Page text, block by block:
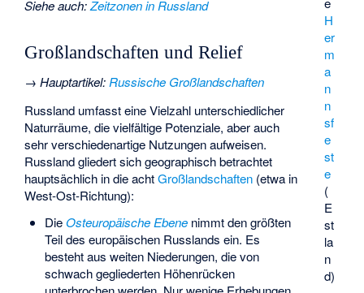
H
er
m
a
n
n
sf
e
st
e
(
E
st
la
n
d)
Siehe auch:Zeitzonen in Russland
Großlandschaften und Relief
→Hauptartikel:Russische Großlandschaften
Russland umfasst eine Vielzahl unterschiedlicher
Naturräume, die vielfältige Potenziale, aber auch
sehr verschiedenartige Nutzungen aufweisen.
Russland gliedert sich geographisch betrachtet
hauptsächlich in die achtGroßlandschaften (etwa in
West-Ost-Richtung):
DieOsteuropäische Ebenenimmt den größten
Teil des europäischen Russlands ein. Es
besteht aus weiten Niederungen, die von
schwach gegliederten Höhenrücken